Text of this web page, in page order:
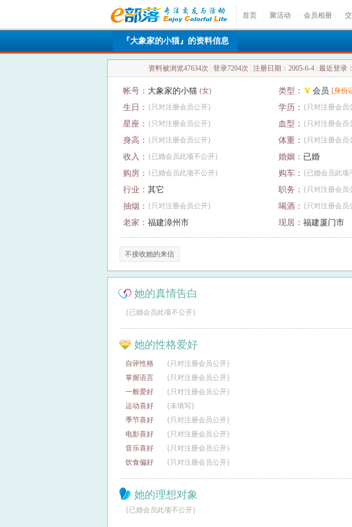
首页 聚活动 会员相册
『大象家的小猫』的资料信息
资料被浏览47634次 登录7204次 注册日期：2005-6-4 最近登录
帐号： 大象家的小猫 (女) 类型： 会员 [身份
生日： {只对注册会员公开} 学历： {只对注册会员
星座： {只对注册会员公开} 血型： {只对注册会员
身高： {只对注册会员公开} 体重： {只对注册会员
收入： {已婚会员此项不公开} 婚姻： 已婚
购房： {已婚会员此项不公开} 购车： {已婚会员此项
行业： 其它 职务： {只对注册会员
抽烟： {只对注册会员公开} 喝酒： {只对注册会员
老家： 福建漳州市 现居： 福建厦门市
不接收她的来信
她的真情告白
{已婚会员此项不公开}
她的性格爱好
自评性格
{只对注册会员公开}
掌握语言
{只对注册会员公开}
一般爱好
{只对注册会员公开}
运动喜好
{未填写}
季节喜好
{只对注册会员公开}
电影喜好
{只对注册会员公开}
音乐喜好
{只对注册会员公开}
饮食偏好
{只对注册会员公开}
她的理想对象
{已婚会员此项不公开}